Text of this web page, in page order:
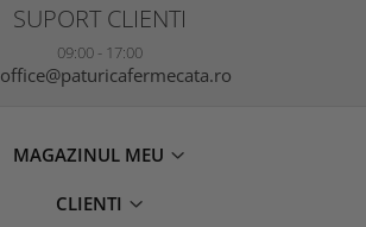
SUPORT CLIENTI
09:00 - 17:00
office@paturicafermecata.ro
MAGAZINUL MEU
CLIENTI